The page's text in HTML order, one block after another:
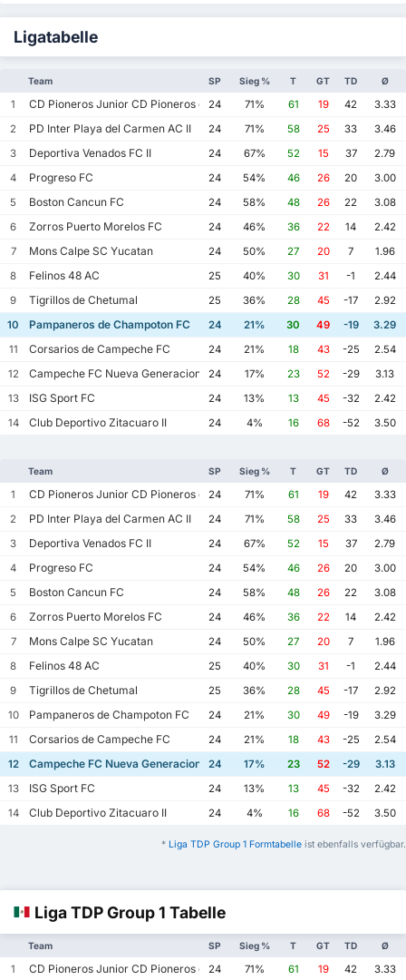
Ligatabelle
Team SP Sieg % T GT TD Ø
1 CD Pioneros Junior CD Pioneros de Cancun II
24 71% 61 19 42
3.33
2
PD Inter Playa del Carmen AC II 24 71% 58 25 33
3.46
3
Deportiva Venados FC II 24 67% 52 15 37
2.79
4
Progreso FC 24 54% 46 26 20
3.00
5
Boston Cancun FC 24 58% 48 26 22
3.08
6
Zorros Puerto Morelos FC 24 46% 36 22 14
2.42
7
Mons Calpe SC Yucatan 24 50% 27 20 7
1.96
8
Felinos 48 AC 25 40% 30 31 -1
2.44
9
Tigrillos de Chetumal 25 36% 28 45 -17
2.92
10
Pampaneros de Champoton FC 24 21% 30 49 -19
3.29
11
Corsarios de Campeche FC 24 21% 18 43 -25
2.54
12
Campeche FC Nueva Generacion 24 17% 23 52 -29
3.13
13
ISG Sport FC 24 13% 13 45 -32
2.42
14
Club Deportivo Zitacuaro II 24 4% 16 68 -52 3.50
Team SP Sieg % T GT TD Ø
1 CD Pioneros Junior CD Pioneros de Cancun II
24 71% 61 19 42
3.33
2
PD Inter Playa del Carmen AC II 24 71% 58 25 33
3.46
3
Deportiva Venados FC II 24 67% 52 15 37
2.79
4
Progreso FC 24 54% 46 26 20
3.00
5
Boston Cancun FC 24 58% 48 26 22
3.08
6
Zorros Puerto Morelos FC 24 46% 36 22 14
2.42
7
Mons Calpe SC Yucatan 24 50% 27 20 7
1.96
8
Felinos 48 AC 25 40% 30 31 -1
2.44
9
Tigrillos de Chetumal 25 36% 28 45 -17
2.92
10
Pampaneros de Champoton FC 24 21% 30 49 -19
3.29
11
Corsarios de Campeche FC 24 21% 18 43 -25
2.54
12
Campeche FC Nueva Generacion 24 17% 23 52 -29
3.13
13
ISG Sport FC 24 13% 13 45 -32
2.42
14
Club Deportivo Zitacuaro II 24 4% 16 68 -52 3.50
* Liga TDP Group 1 Formtabelle ist ebenfalls verfügbar.
Liga TDP Group 1 Tabelle
Team SP Sieg % T GT TD Ø
1 CD Pioneros Junior CD Pioneros de Cancun II
24 71% 61 19 42
3.33